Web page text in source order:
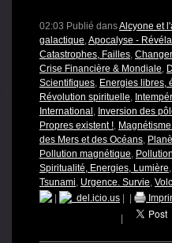
02:03 Publié dansAlcyone et
galactique,Apocalyse -
Catastrophes, Failles,
Crise Financière & Mondiale,
Scientifiques, Energies libres,
Révolution spirituelle,
International , Inversion des
Propres existent !,
des Mers et des Océans,
Pollution magnétique,
Spiritualité, Energies, Lumière
Tsunami, Urgence. Survie,
del.icio.us